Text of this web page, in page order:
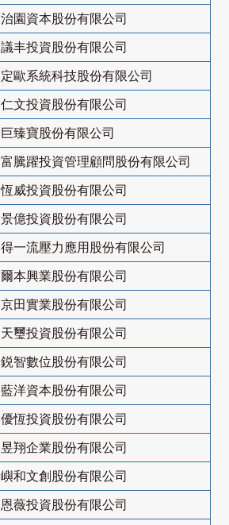
治園資本股份有限公司
議丰投資股份有限公司
定歐系統科技股份有限公司
仁文投資股份有限公司
巨臻寶股份有限公司
富騰躍投資管理顧問股份有限公司
恆威投資股份有限公司
景億投資股份有限公司
得一流壓力應用股份有限公司
爾本興業股份有限公司
京田實業股份有限公司
天璽投資股份有限公司
鋭智數位股份有限公司
藍洋資本股份有限公司
優恆投資股份有限公司
昱翔企業股份有限公司
嶼和文創股份有限公司
恩薇投資股份有限公司